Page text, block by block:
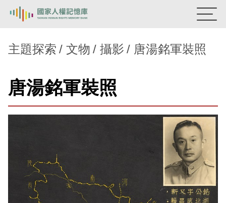
新生訓導處
蛋殼畫 送物單
主題探索
關於我們
意見信箱
主題探索 文物 攝影 唐湯銘軍裝照
唐湯銘軍裝照